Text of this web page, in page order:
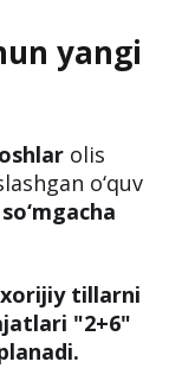
yangi
olis
o‘quv
xorijiy tillarni
"2+6"